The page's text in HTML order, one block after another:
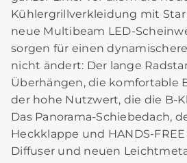
Kühlergrillverkleidung mit
neue Multibeam LED-
sorgen für einen
nicht ändert: Der lange
Überhängen, die komfortable
der hohe Nutzwert, die die B-
Das Panorama-Schiebedach,
Heckklappe und HANDS-FREE
Diffuser und neuen